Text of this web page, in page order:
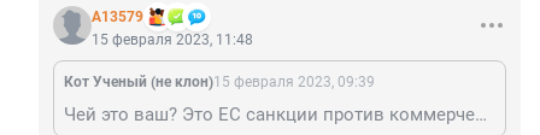
А13579
15 февраля 2023, 11:48
Кот Ученый (не клон)15 февраля 2023, 09:39
Чей это ваш? Это ЕС санкции против коммерческих банков, прозападно настроенных, хочет ввести